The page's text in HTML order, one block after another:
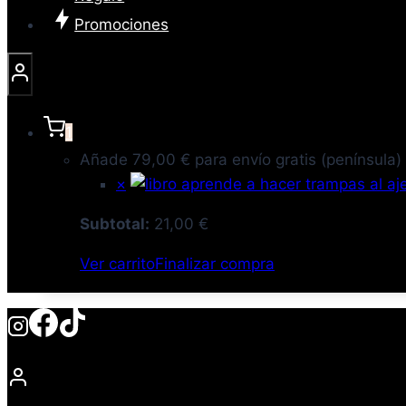
Promociones
1
Añade 79,00 € para envío gratis (península)
×
Subtotal: 21,00 €
Ver carritoFinalizar compra